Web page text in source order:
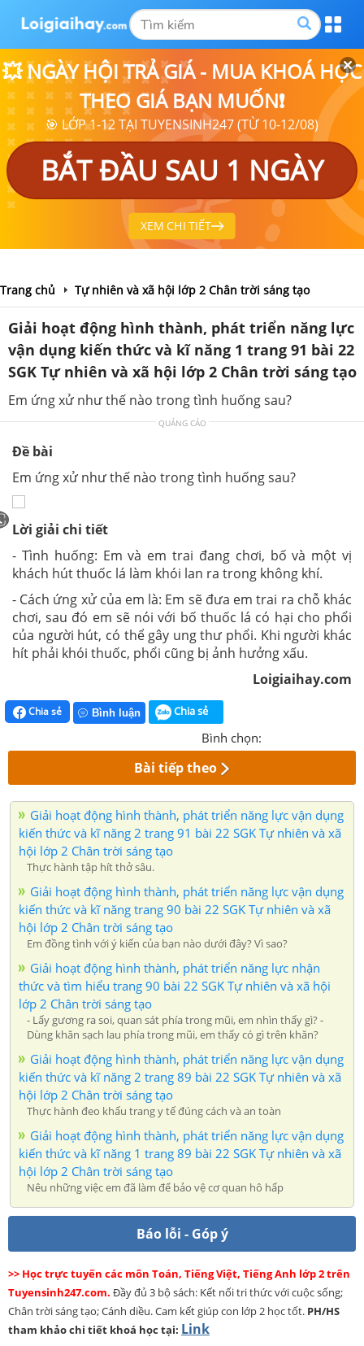
💥 NGÀY HỘI TRẢ GIÁ - MUA KHOÁ HỌC
THEO GIÁ BẠN MUỐN❗
🎯 LỚP 1-12 TẠI TUYENSINH247 (TỪ 10-12/08)
BẮT ĐẦU SAU 1 NGÀY
XEM CHI TIẾT
Trang chủ Tự nhiên và xã hội lớp 2 Chân trời sáng tạo
Giải hoạt động hình thành, phát triển năng lực
vận dụng kiến thức và kĩ năng 1 trang 91 bài 22
SGK Tự nhiên và xã hội lớp 2 Chân trời sáng tạo
Em ứng xử như thế nào trong tình huống sau?
QUẢNG CÁO
Đề bài
Em ứng xử như thế nào trong tình huống sau?
Lời giải chi tiết
- Tình huống: Em và em trai đang chơi, bố và một vị
khách hút thuốc lá làm khói lan ra trong không khí.
- Cách ứng xử của em là: Em sẽ đưa em trai ra chỗ khác
chơi, sau đó em sẽ nói với bố thuốc lá có hại cho phổi
của người hút, có thể gây ung thư phổi. Khi người khác
hít phải khói thuốc, phổi cũng bị ảnh hưởng xấu.
Loigiaihay.com
Chia sẻ Bình luận Chia sẻ
Bình chọn:
Bài tiếp theo
Giải hoạt động hình thành, phát triển năng lực vận dụng
kiến thức và kĩ năng 2 trang 91 bài 22 SGK Tự nhiên và xã
hội lớp 2 Chân trời sáng tạo
Thực hành tập hít thở sâu.
Giải hoạt động hình thành, phát triển năng lực vận dụng
kiến thức và kĩ năng trang 90 bài 22 SGK Tự nhiên và xã
hội lớp 2 Chân trời sáng tạo
Em đồng tình với ý kiến của bạn nào dưới đây? Vì sao?
Giải hoạt động hình thành, phát triển năng lực nhận
thức và tìm hiểu trang 90 bài 22 SGK Tự nhiên và xã hội
lớp 2 Chân trời sáng tạo
- Lấy gương ra soi, quan sát phía trong mũi, em nhìn thấy gì? -
Dùng khăn sạch lau phía trong mũi, em thấy có gì trên khăn?
Giải hoạt động hình thành, phát triển năng lực vận dụng
kiến thức và kĩ năng 2 trang 89 bài 22 SGK Tự nhiên và xã
hội lớp 2 Chân trời sáng tạo
Thực hành đeo khẩu trang y tế đúng cách và an toàn
Giải hoạt động hình thành, phát triển năng lực vận dụng
kiến thức và kĩ năng 1 trang 89 bài 22 SGK Tự nhiên và xã
hội lớp 2 Chân trời sáng tạo
Nêu những việc em đã làm để bảo vệ cơ quan hô hấp
Báo lỗi - Góp ý
>> Học trực tuyến các môn Toán, Tiếng Việt, Tiếng Anh lớp 2 trên
Tuyensinh247.com. Đầy đủ 3 bộ sách: Kết nối tri thức với cuộc sống;
Chân trời sáng tạo; Cánh diều. Cam kết giúp con lớp 2 học tốt. PH/HS
tham khảo chi tiết khoá học tại: Link